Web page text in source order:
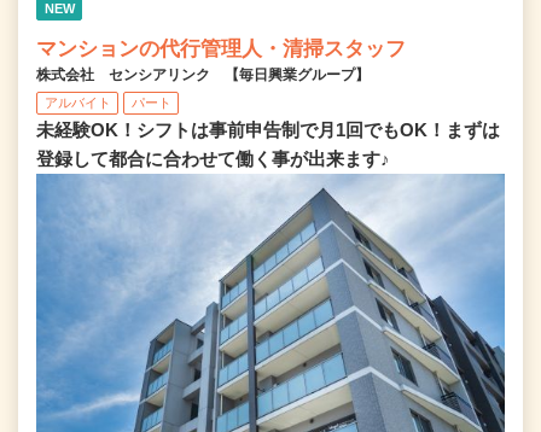
NEW
マンションの代行管理人・清掃スタッフ
株式会社 センシアリンク 【毎日興業グループ】
アルバイト パート
未経験OK！シフトは事前申告制で月1回でもOK！まずは
登録して都合に合わせて働く事が出来ます♪